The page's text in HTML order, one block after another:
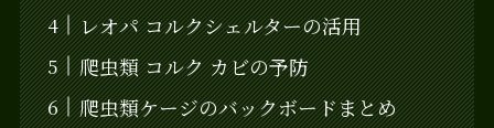
レオパ コルクシェルターの活用
爬虫類 コルク カビの予防
爬虫類ケージのバックボードまとめ